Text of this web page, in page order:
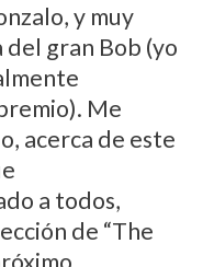
y muy
gran Bob (yo
Me
acerca de este
a todos,
de “The